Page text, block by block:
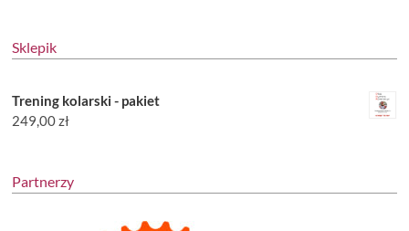
Sklepik
Trening kolarski - pakiet
249,00zł
Partnerzy